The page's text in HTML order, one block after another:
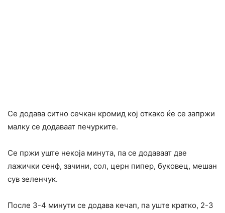
Се додава ситно сечкан кромид кој откако ќе се запржи
малку се додаваат печурките.
Се пржи уште некоја минута, па се додаваат две
лажички сенф, зачини, сол, церн пипер, буковец, мешан
сув зеленчук.
После 3-4 минути се додава кечап, па уште кратко, 2-3